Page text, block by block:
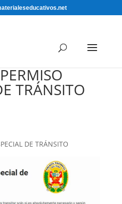
TRÁNSITO
DE TRÁNSITO